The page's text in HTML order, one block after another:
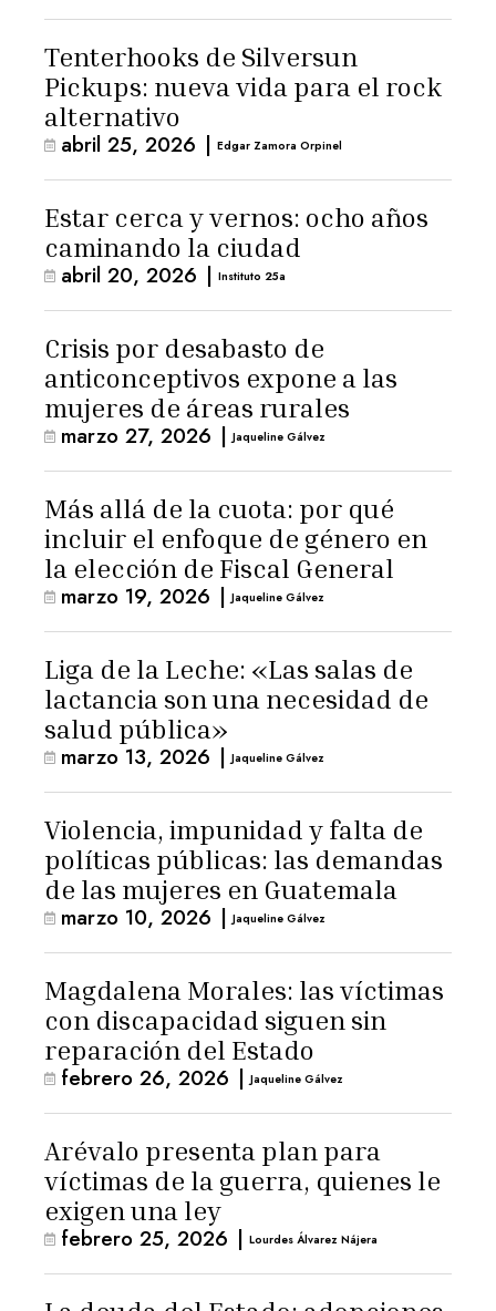
Tenterhooks de Silversun
Pickups: nueva vida para el rock
alternativo
abril 25, 2026 | Edgar Zamora Orpinel
Estar cerca y vernos: ocho años
caminando la ciudad
abril 20, 2026 | Instituto 25a
Crisis por desabasto de
anticonceptivos expone a las
mujeres de áreas rurales
marzo 27, 2026 | Jaqueline Gálvez
Más allá de la cuota: por qué
incluir el enfoque de género en
la elección de Fiscal General
marzo 19, 2026 | Jaqueline Gálvez
Liga de la Leche: «Las salas de
lactancia son una necesidad de
salud pública»
marzo 13, 2026 | Jaqueline Gálvez
Violencia, impunidad y falta de
políticas públicas: las demandas
de las mujeres en Guatemala
marzo 10, 2026 | Jaqueline Gálvez
Magdalena Morales: las víctimas
con discapacidad siguen sin
reparación del Estado
febrero 26, 2026 | Jaqueline Gálvez
Arévalo presenta plan para
víctimas de la guerra, quienes le
exigen una ley
febrero 25, 2026 | Lourdes Álvarez Nájera